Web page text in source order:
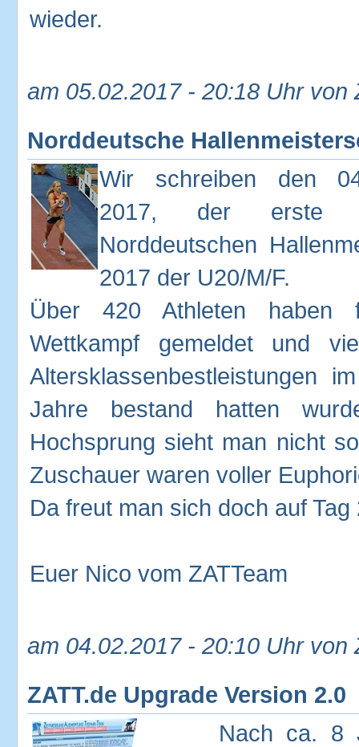
wieder.
am 05.02.2017 - 20:18 Uhr von
Norddeutsche
Wir schreiben den
2017, der erste
Norddeutschen
2017 der U20/M/F.
Über 420 Athleten haben
Wettkampf gemeldet und
Altersklassenbestleistungen
Jahre bestand hatten
Hochsprung sieht man nicht
Zuschauer waren voller
Da freut man sich doch auf
Euer Nico vom ZATTeam
am 04.02.2017 - 20:10 Uhr von
ZATT.de Upgrade Version 2.0
Nach ca. 8